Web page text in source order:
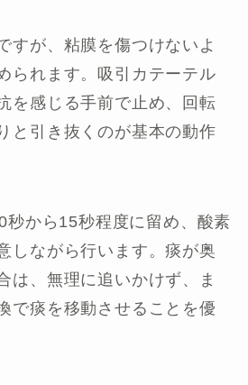
すが、粘膜を傷つけないよ
られます。吸引カテーテル
を感じる手前で止め、回転
と引き抜くのが基本の動作
秒から15秒程度に留め、酸素
しながら行います。痰が奥
は、無理に追いかけず、ま
で痰を移動させることを優